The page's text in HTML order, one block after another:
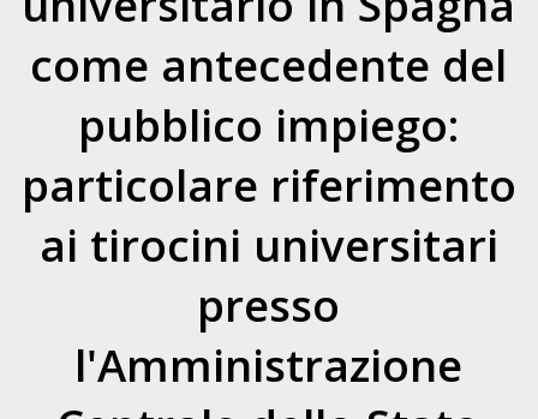
come antecedente del
pubblico impiego:
particolare riferimento
ai tirocini universitari
presso
l'Amministrazione